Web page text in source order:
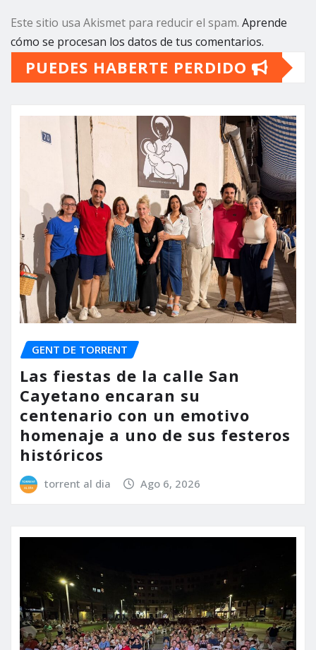
Este sitio usa Akismet para reducir el spam. Aprende
cómo se procesan los datos de tus comentarios.
PUEDES HABERTE PERDIDO
GENT DE TORRENT
Las fiestas de la calle San
Cayetano encaran su
centenario con un emotivo
homenaje a uno de sus festeros
históricos
torrent al dia Ago 6, 2026